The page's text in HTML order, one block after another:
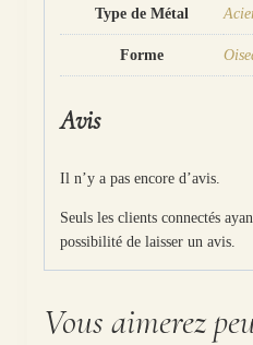
Type de Métal
Forme
Avis
Il n’y a pas encore d’avis.
Seuls les clients connectés
possibilité de laisser un avis.
Vous aimerez